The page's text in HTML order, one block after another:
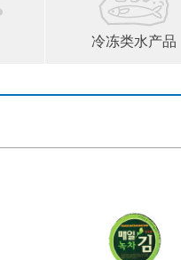
冷冻类水产品